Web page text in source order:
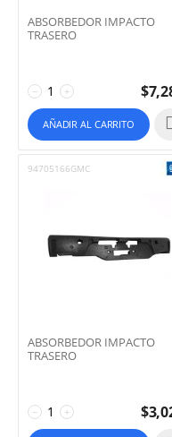
ABSORBEDOR IMPACTO
TRASERO
+
− $
AÑADIR AL CARRITO
94705166GMC
ABSORBEDOR IMPACTO
TRASERO
+
− $